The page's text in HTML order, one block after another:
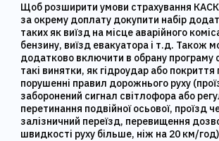
Щоб розширити умови страхування
за окрему доплату докупити набір
таких як виїзд на місце аварійного
бензину, виїзд евакуатора і т.д. Також
додатково включити в обрану програму
такі винятки, як гідроудар або покриття
порушенні правил дорожнього руху
заборонений сигнал світлофора або
перетинання подвійної осьової, проїзд
залізничний переїзд, перевищення
швидкості руху більше, ніж на 20 км/